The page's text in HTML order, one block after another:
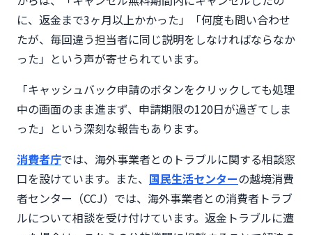
に、返金まで3ヶ月以上かかった」「何度も問い合わせ
たが、毎回違う担当者に同じ説明をしなければならなか
った」という声が寄せられています。
「キャッシュバック申請のボタンをクリックしても処理
中の画面のまま進まず、申請期限の120日が過ぎてしま
った」という深刻な報告もあります。
消費者庁では、海外事業者とのトラブルに関する相談窓
口を設けています。また、 国民生活センターの越境消費
者センター（CCJ）では、海外事業者との消費者トラブ
ルについて相談を受け付けています。返金トラブルに遭